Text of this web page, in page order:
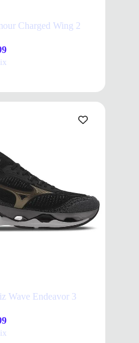
Charged Wing 2
Wave Endeavor 3